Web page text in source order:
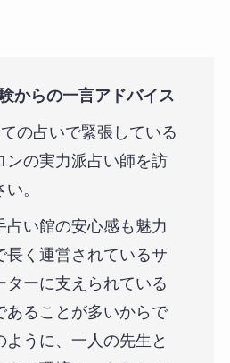
からの一言アドバイス
の占いで緊張している
ンの実力派占い師を訪
。
占い館の安心感も魅力
長く運営されているサ
ターに支えられている
あることが多いからで
ように、一人の先生と